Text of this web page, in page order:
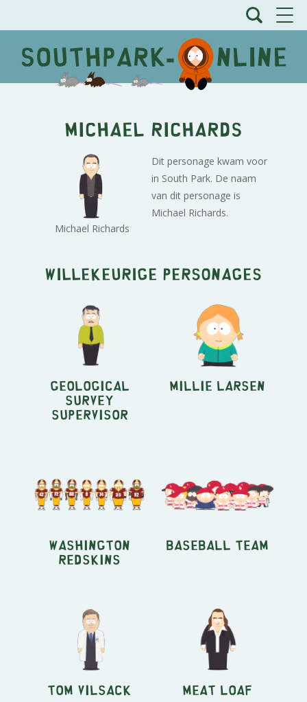
Michael Richards
Michael Richards
Dit personage kwam voor
in South Park. De naam
van dit personage is
Michael Richards.
Willekeurige personages
Geological
Survey
Supervisor
Millie Larsen
Washington
Redskins
Baseball Team
Tom Vilsack Meat Loaf